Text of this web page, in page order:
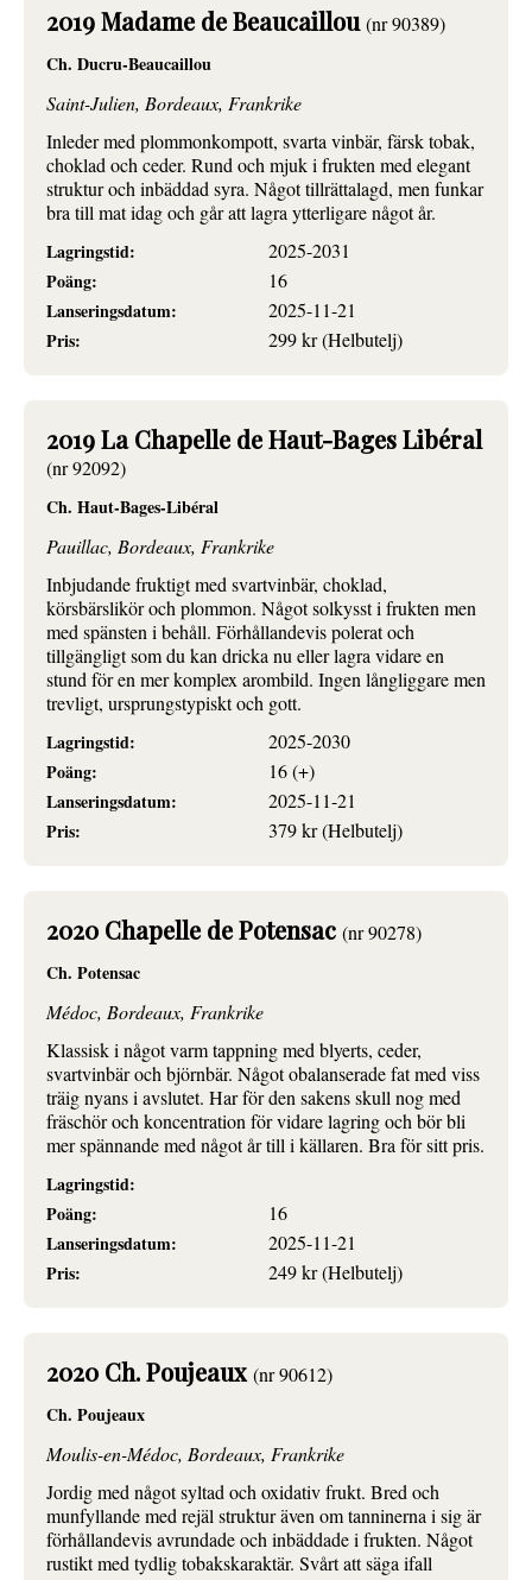
2019 Madame de Beaucaillou(nr 90389)
Ch. Ducru-Beaucaillou
Saint-Julien, Bordeaux, Frankrike
Inleder med plommonkompott, svarta vinbär, färsk tobak,
choklad och ceder. Rund och mjuk i frukten med elegant
struktur och inbäddad syra. Något tillrättalagd, men funkar
bra till mat idag och går att lagra ytterligare något år.
Lagringstid:
2025-2031
Poäng:
16
Lanseringsdatum:
2025-11-21
Pris:
299 kr (Helbutelj)
2019 La Chapelle de Haut-Bages Libéral
(nr 92092)
Ch. Haut-Bages-Libéral
Pauillac, Bordeaux, Frankrike
Inbjudande fruktigt med svartvinbär, choklad,
körsbärslikör och plommon. Något solkysst i frukten men
med spänsten i behåll. Förhållandevis polerat och
tillgängligt som du kan dricka nu eller lagra vidare en
stund för en mer komplex arombild. Ingen långliggare men
trevligt, ursprungstypiskt och gott.
Lagringstid:
2025-2030
Poäng:
16 (+)
Lanseringsdatum:
2025-11-21
Pris:
379 kr (Helbutelj)
2020 Chapelle de Potensac (nr 90278)
Ch. Potensac
Médoc, Bordeaux, Frankrike
Klassisk i något varm tappning med blyerts, ceder,
svartvinbär och björnbär. Något obalanserade fat med viss
träig nyans i avslutet. Har för den sakens skull nog med
fräschör och koncentration för vidare lagring och bör bli
mer spännande med något år till i källaren. Bra för sitt pris.
Lagringstid:
Poäng:
16
Lanseringsdatum:
2025-11-21
Pris:
249 kr (Helbutelj)
2020 Ch. Poujeaux (nr 90612)
Ch. Poujeaux
Moulis-en-Médoc, Bordeaux, Frankrike
Jordig med något syltad och oxidativ frukt. Bred och
munfyllande med rejäl struktur även om tanninerna i sig är
förhållandevis avrundade och inbäddade i frukten. Något
rustikt med tydlig tobakskaraktär. Svårt att säga ifall